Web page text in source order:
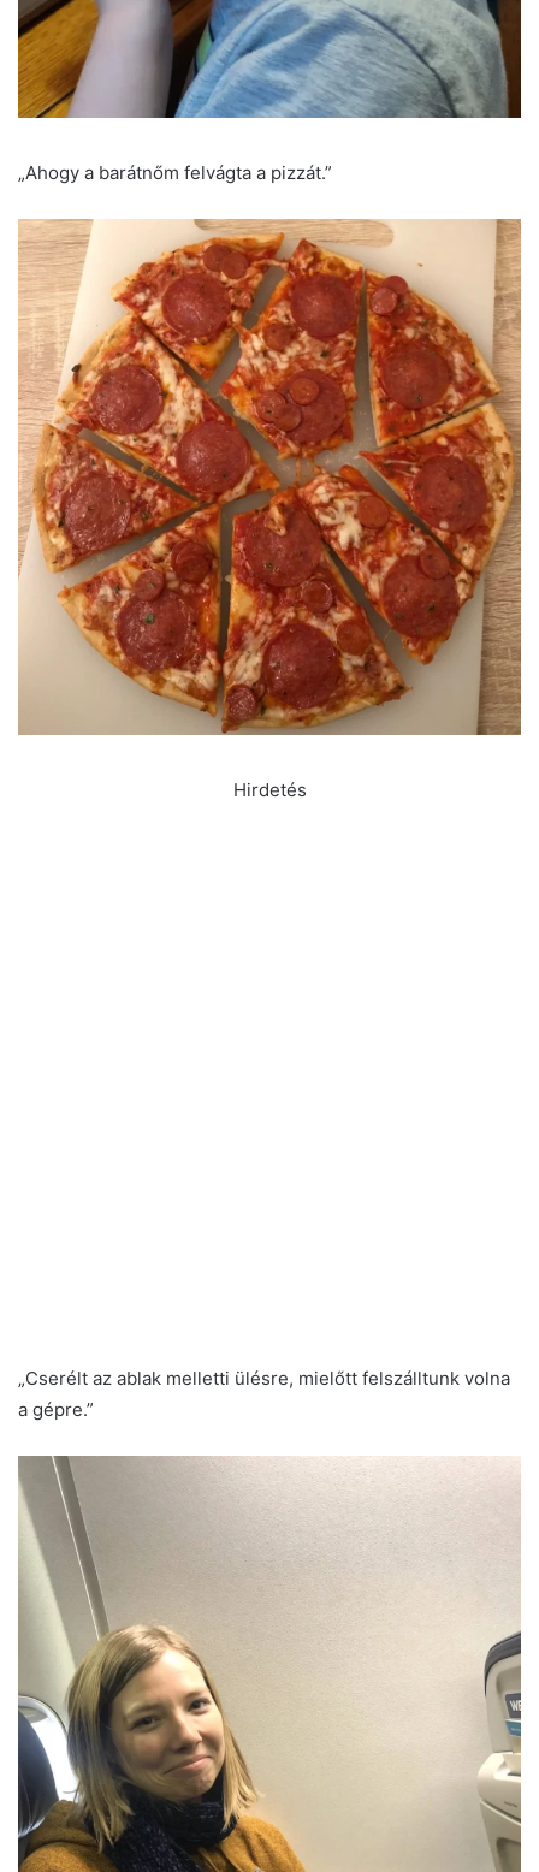
„Ahogy a barátnőm felvágta a pizzát.”
Hirdetés
„Cserélt az ablak melletti ülésre, mielőtt felszálltunk volna
a gépre.”